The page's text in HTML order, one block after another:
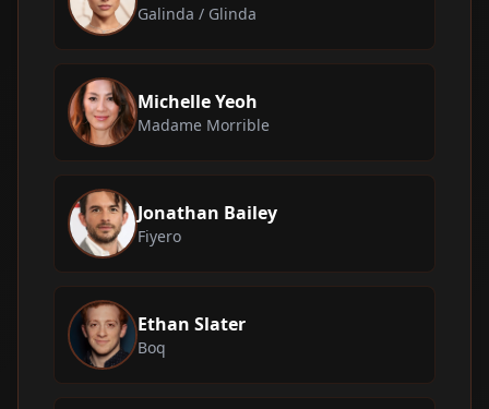
Galinda / Glinda
Michelle Yeoh
Madame Morrible
Jonathan Bailey
Fiyero
Ethan Slater
Boq